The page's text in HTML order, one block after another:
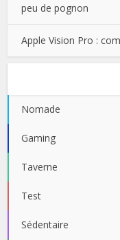
peu de pognon
Apple Vision Pro :
Nomade
Gaming
Taverne
Test
Sédentaire